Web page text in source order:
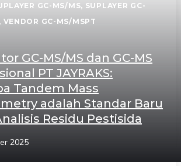
GC-MS/MS, SUPLAYER GC-
, VENDOR GC-MS/MSPT
GC-MS/MS dan GC-MS
PT JAYRAKS:
Tandem Mass
adalah Standar Baru
Residu Pestisida
2025